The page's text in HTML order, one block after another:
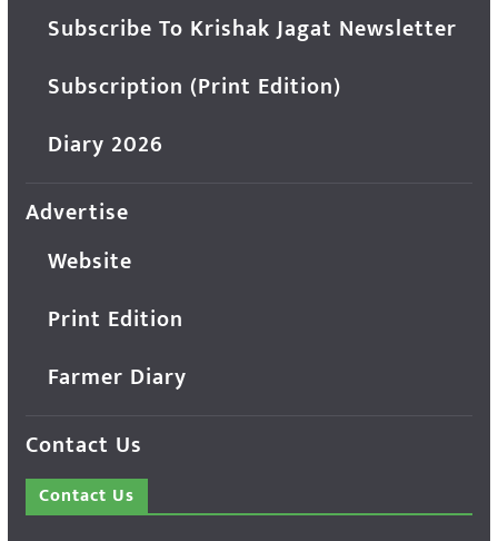
Subscribe To Krishak Jagat Newsletter
Subscription (Print Edition)
Diary 2026
Advertise
Website
Print Edition
Farmer Diary
Contact Us
Contact Us